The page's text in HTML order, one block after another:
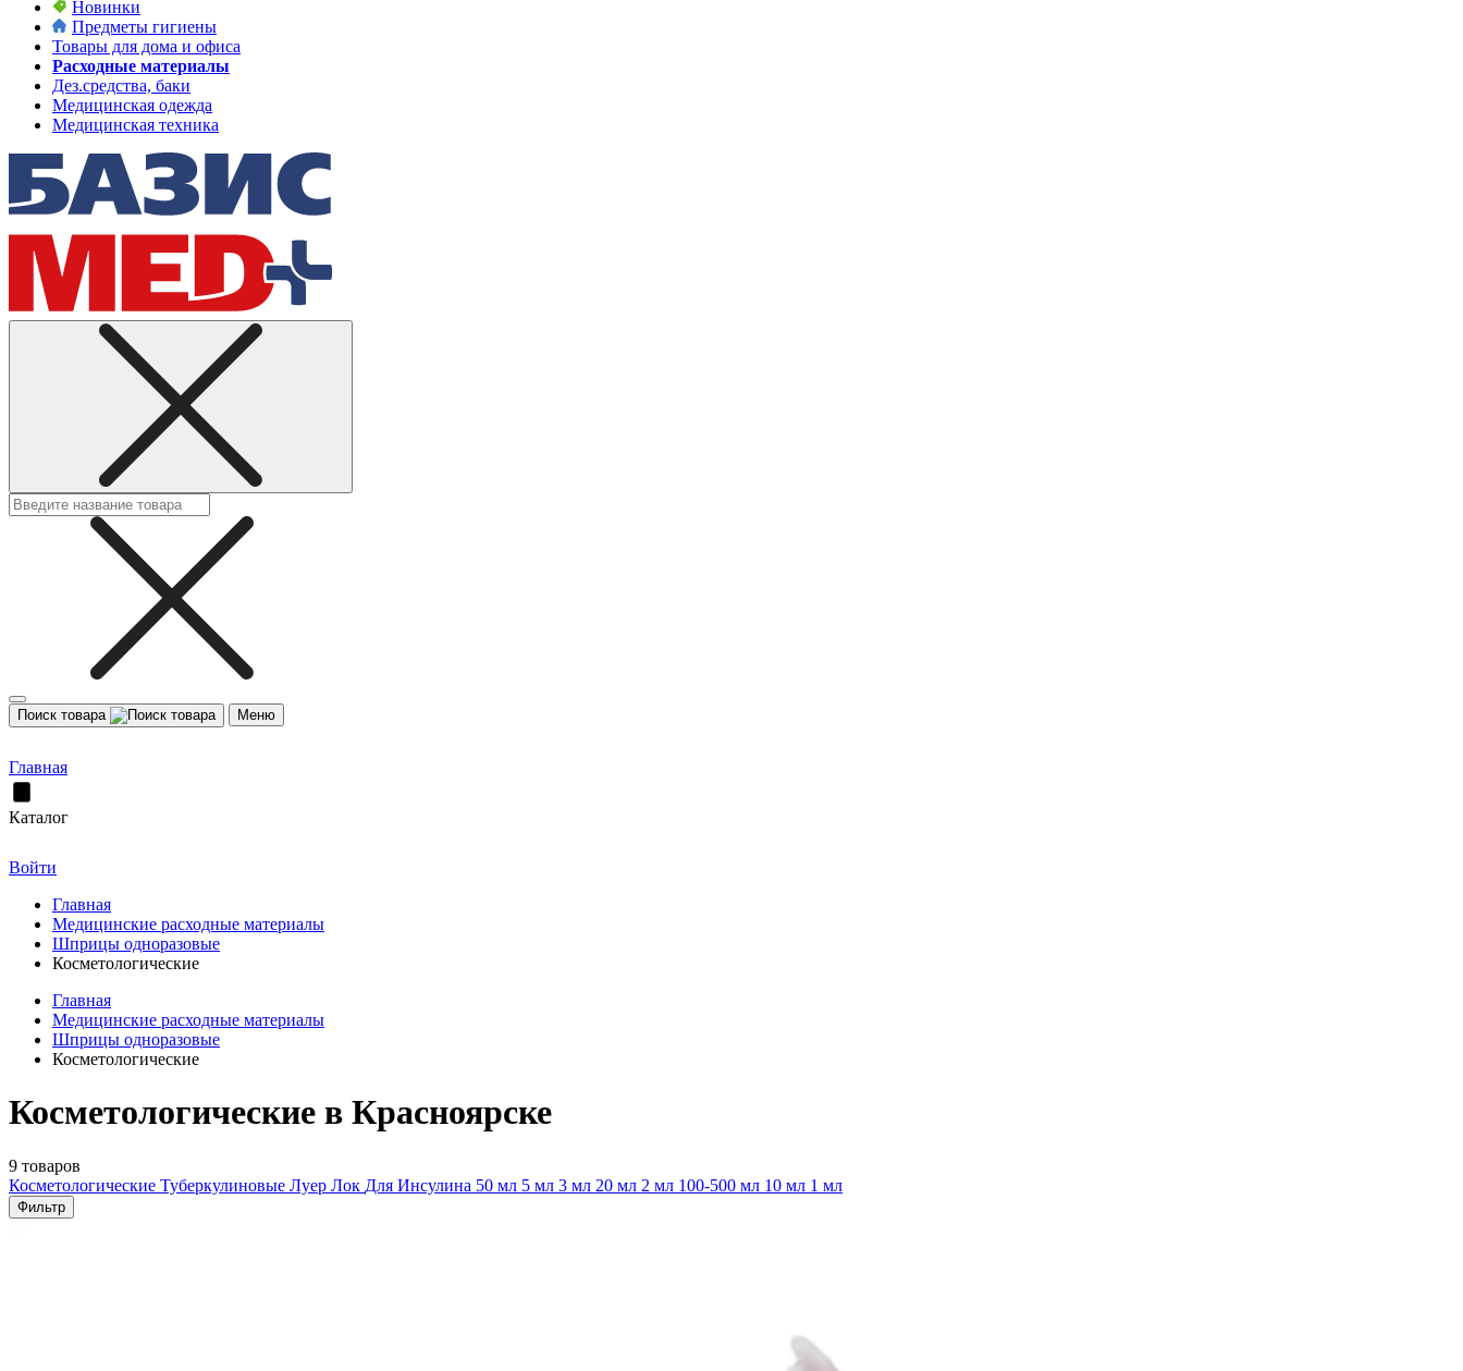
Новинки
Предметы гигиены
Товары для дома и офиса
Расходные материалы
Дез.средства, баки
Медицинская одежда
Медицинская техника
Поиск товара Меню
Главная
Каталог
Войти
Главная
Медицинские расходные материалы
Шприцы одноразовые
Косметологические
Главная
Медицинские расходные материалы
Шприцы одноразовые
Косметологические
Косметологические в Красноярске
9 товаров
Косметологические Туберкулиновые Луер Лок Для Инсулина 50 мл 5 мл 3 мл 20 мл 2 мл 100-500 мл 10 мл 1 мл
Фильтр